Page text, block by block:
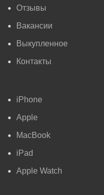
Отзывы
Вакансии
Выкупленное
Контакты
iPhone
Apple
MacBook
iPad
Apple Watch